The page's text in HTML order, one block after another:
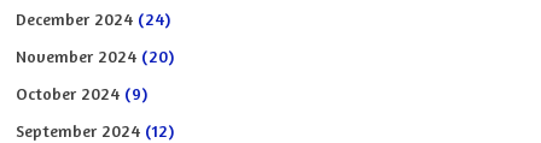
December 2024 (24)
November 2024 (20)
October 2024 (9)
September 2024 (12)